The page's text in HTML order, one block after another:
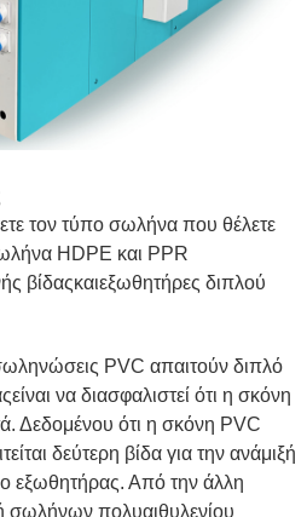
τον τύπο σωλήνα που θέλετε
HDPE και PPR
βίδαςκαιεξωθητήρες διπλού
PVC απαιτούν διπλό
είναι να διασφαλιστεί ότι η σκόνη
Δεδομένου ότι η σκόνη PVC
δεύτερη βίδα για την ανάμιξή
εξωθητήρας. Από την άλλη
σωλήνων πολυαιθυλενίου